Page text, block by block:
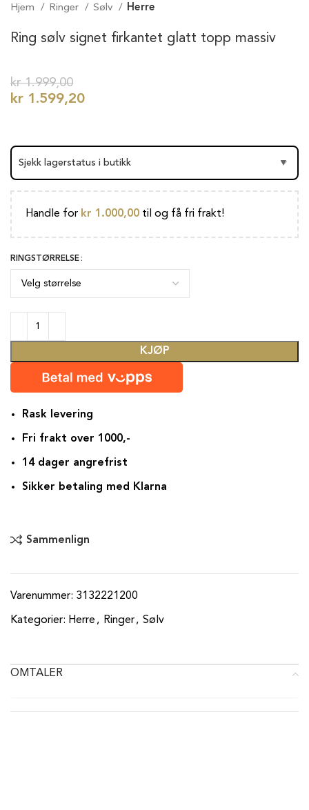
Hjem Ringer Sølv Herre
Ring sølv signet firkantet glatt topp massiv
kr1.999,00
kr 1.599,20
Handle for kr 1.000,00 til og få fri frakt!
RINGSTØRRELSE
KJØP
Rask levering
Fri frakt over 1000,-
14 dager angrefrist
Sikker betaling med Klarna
Sammenlign
Varenummer: 3132221200
Kategorier: Herre , Ringer, Sølv
OMTALER